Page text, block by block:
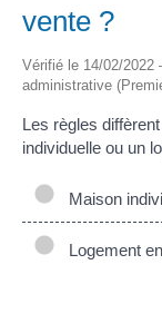
vente ?
Vérifié le 14/02/2022
administrative
Les règles
individuelle ou un
Maison
Logement